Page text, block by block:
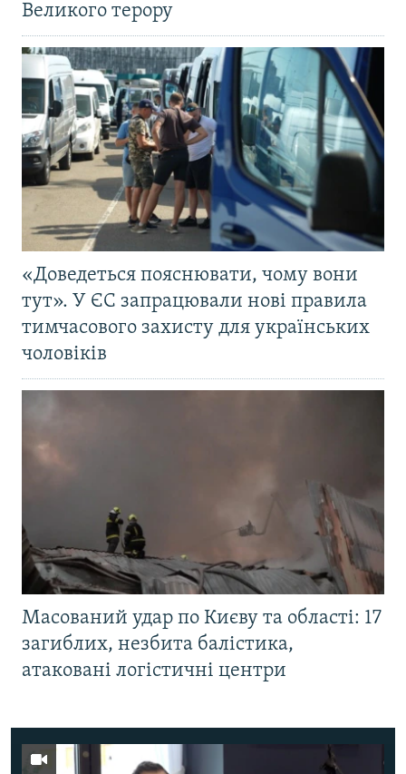
Великого терору
«Доведеться пояснювати, чому вони
тут». У ЄС запрацювали нові правила
тимчасового захисту для українських
чоловіків
Масований удар по Києву та області: 17
загиблих, незбита балістика,
атаковані логістичні центри